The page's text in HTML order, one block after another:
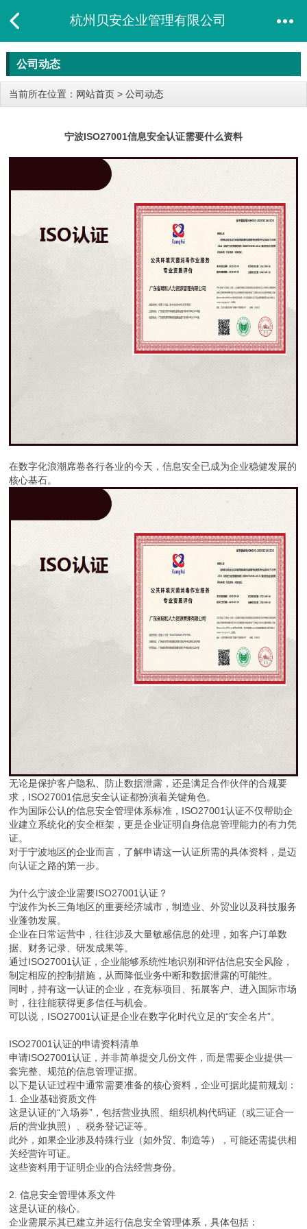
杭州贝安企业管理有限公司
公司动态
当前所在位置： 网站首页 > 公司动态
宁波ISO27001信息安全认证需要什么资料
在数字化浪潮席卷各行各业的今天，信息安全已成为企业稳健发展的
核心基石。
无论是保护客户隐私、防止数据泄露，还是满足合作伙伴的合规要
求，ISO27001信息安全认证都扮演着关键角色。
作为国际公认的信息安全管理体系标准，ISO27001认证不仅帮助企
业建立系统化的安全框架，更是企业证明自身信息管理能力的有力凭
证。
对于宁波地区的企业而言，了解申请这一认证所需的具体资料，是迈
向认证之路的第一步。
为什么宁波企业需要ISO27001认证？
宁波作为长三角地区的重要经济城市，制造业、外贸业以及科技服务
业蓬勃发展。
企业在日常运营中，往往涉及大量敏感信息的处理，如客户订单数
据、财务记录、研发成果等。
通过ISO27001认证，企业能够系统性地识别和评估信息安全风险，
制定相应的控制措施，从而降低业务中断和数据泄露的可能性。
同时，持有这一认证的企业，在竞标项目、拓展客户、进入国际市场
时，往往能获得更多信任与机会。
可以说，ISO27001认证是企业在数字化时代立足的“安全名片”。
ISO27001认证的申请资料清单
申请ISO27001认证，并非简单提交几份文件，而是需要企业提供一
套完整、规范的信息管理证据。
以下是认证过程中通常需要准备的核心资料，企业可据此提前规划：
1. 企业基础资质文件
这是认证的“入场券”，包括营业执照、组织机构代码证（或三证合一
后的营业执照）、税务登记证等。
此外，如果企业涉及特殊行业（如外贸、制造等），可能还需提供相
关经营许可证。
这些资料用于证明企业的合法经营身份。
2. 信息安全管理体系文件
这是认证的核心。
企业需展示其已建立并运行信息安全管理体系，具体包括：